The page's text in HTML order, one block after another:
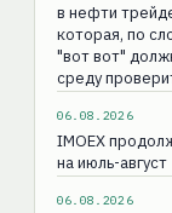
в нефти
которая, по
"вот вот"
среду
06.08.2026
IMOEX
на июль-август
06.08.2026